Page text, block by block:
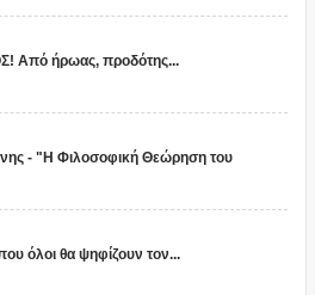
Από ήρωας, προδότης...
- "Η Φιλοσοφική Θεώρηση του
όλοι θα ψηφίζουν τον...